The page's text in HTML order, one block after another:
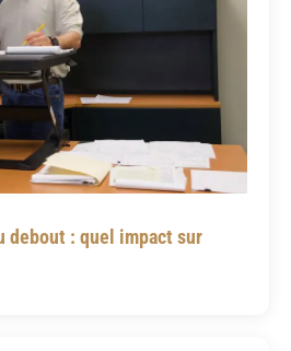
debout : quel impact sur